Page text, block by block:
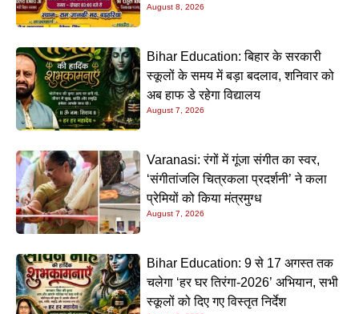
August 8, 2026
Bihar Education: बिहार के सरकारी
स्कूलों के समय में बड़ा बदलाव, शनिवार को
अब हाफ डे रहेगा विद्यालय
August 7, 2026
Varanasi: रंगों में गूंजा संगीत का स्वर,
‘संगीतांजलि चित्रकला प्रदर्शनी’ ने कला
प्रेमियों को किया मंत्रमुग्ध
August 7, 2026
Bihar Education: 9 से 17 अगस्त तक
चलेगा ‘हर घर तिरंगा-2026’ अभियान, सभी
स्कूलों को दिए गए विस्तृत निर्देश